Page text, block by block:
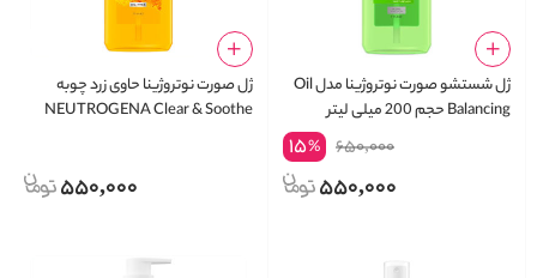
ژل شستشو صورت نوتروژینا مدل Oil
Balancing حجم 200 میلی لیتر
650,000
15%
550,000
ژل صورت نوتروژینا حاوی زرد چوبه
NEUTROGENA Clear & Soothe
550,000